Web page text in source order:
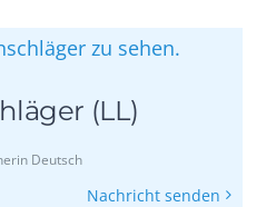
(LL)
Deutsch
Nachricht senden